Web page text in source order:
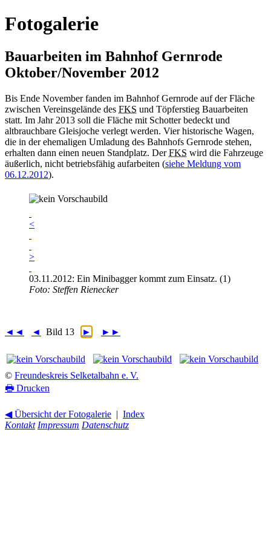
Fotogalerie
Bauarbeiten im Bahnhof Gernrode
Oktober/November 2012
Bis Ende November fanden im Bahnhof Gernrode auf der Fläche
zwischen Vereinsgelände des FKS und Töpferstieg Bauarbeiten
statt. Im Jahr 2013 soll die Fläche mit Schotter bedeckt und
altbrauchbare Gleisjoche verlegt werden. Vier historische Wagen,
die in der ehemaligen Umladung des Bahnhofs Gernrode stehen,
erhalten dann einen neuen Standplatz. DerFKS wird die Fahrzeuge
äußerlich, nicht betriebsfähig aufarbeiten (siehe Meldung vom
06.12.2012).
<
>
03.11.2012: Ein Minibagger kommt zum Einsatz. (1)
Foto: Steffen Rienecker
◄◄ ◄ Bild 13 ► ►►
© Freundeskreis Selketalbahn e. V.
🖶 Drucken
◀ Übersicht der Fotogalerie | Index
Kontakt Impressum Datenschutz